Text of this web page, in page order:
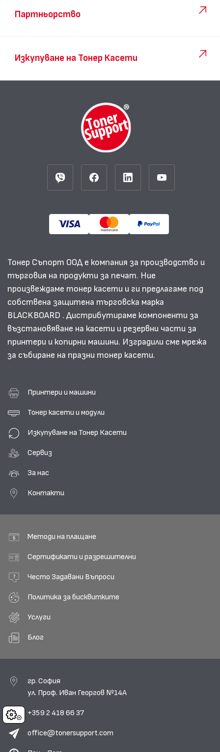
Cookies
Партньорство
Изкупуване на Тонер Касети
Тонер Съпорт ООД е компания за производство и
търговия на продукти за печат. Ние
произвеждаме тонер касети и ги предлагаме под
собствена защитена търговска марка
BLACKBOARD . Дистрибутираме компоненти за
възстановяване на касети и резервни части за
принтери и копирни машини. Изградили сме мрежа
за събиране на празни тонер касети.
Принтери и машини
Тонер касети и модули
Изкупуване на Тонер Касети
Сервиз
За нас
Контакти
Методи на плащане
Сертификати и разрешителни
Често Задавани Въпроси
Политика за бисквитките
Услуги
Блог
гр. София
ул. Проф. Иван Георгов №14А
+359 2 418 66 37
office@tonersupport.com